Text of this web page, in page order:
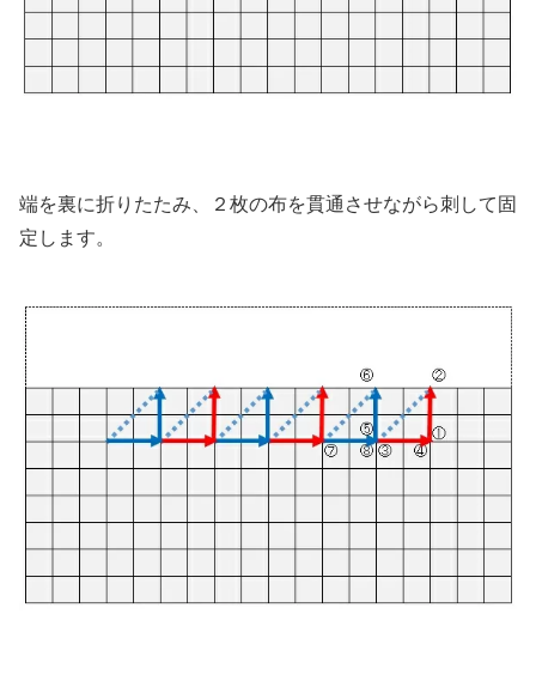
端を裏に折りたたみ、２枚の布を貫通させながら刺して固
定します。